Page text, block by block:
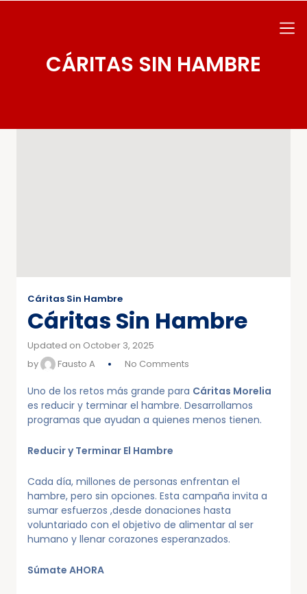
CÁRITAS SIN HAMBRE
Cáritas Sin Hambre
Cáritas Sin Hambre
Updated on October 3, 2025
by
Fausto A No Comments
Uno de los retos más grande para Cáritas Morelia
es reducir y terminar el hambre. Desarrollamos
programas que ayudan a quienes menos tienen.
Reducir y Terminar El Hambre
Cada día, millones de personas enfrentan el
hambre, pero sin opciones. Esta campaña invita a
sumar esfuerzos ,desde donaciones hasta
voluntariado con el objetivo de alimentar al ser
humano y llenar corazones esperanzados.
Súmate AHORA